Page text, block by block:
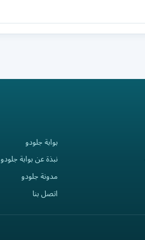
بوابة جلودو
نبذة عن بوابة جلودو
مدونة جلودو
اتصل بنا